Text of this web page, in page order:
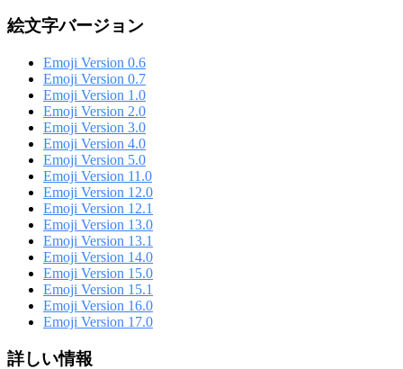
絵文字バージョン
Emoji Version 0.6
Emoji Version 0.7
Emoji Version 1.0
Emoji Version 2.0
Emoji Version 3.0
Emoji Version 4.0
Emoji Version 5.0
Emoji Version 11.0
Emoji Version 12.0
Emoji Version 12.1
Emoji Version 13.0
Emoji Version 13.1
Emoji Version 14.0
Emoji Version 15.0
Emoji Version 15.1
Emoji Version 16.0
Emoji Version 17.0
詳しい情報